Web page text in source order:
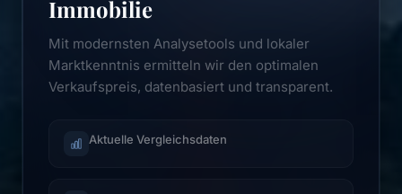
Immobilie
Mit modernsten Analysetools und lokaler
Marktkenntnis ermitteln wir den optimalen
Verkaufspreis, datenbasiert und transparent.
Aktuelle Vergleichsdaten